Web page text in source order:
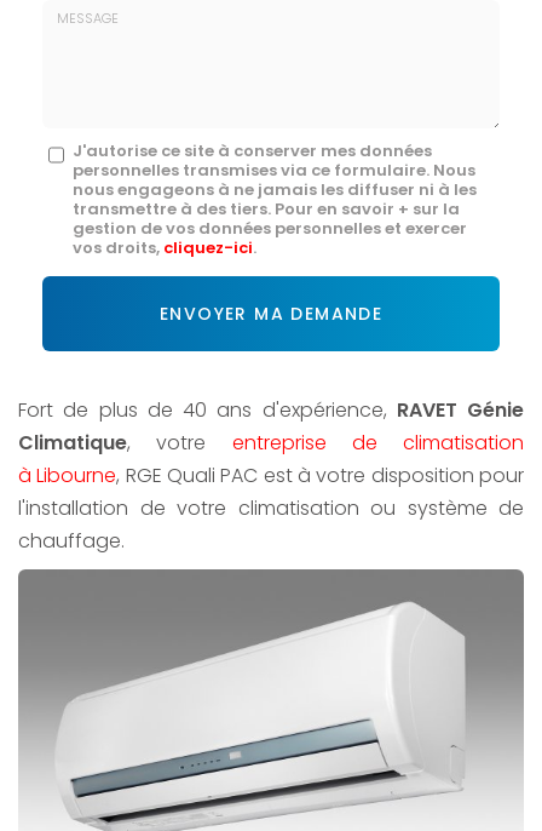
Message
J'autorise ce site à conserver mes données
personnelles transmises via ce formulaire. Nous
nous engageons à ne jamais les diffuser ni à les
transmettre à des tiers. Pour en savoir + sur la
gestion de vos données personnelles et exercer
vos droits, cliquez-ici.
Acceptation
*
ENVOYER MA DEMANDE
Fort de plus de 40 ans d'expérience, RAVET Génie
Climatique, votre entreprise de climatisation
à Libourne, RGE Quali PAC est à votre disposition pour
l'installation de votre climatisation ou système de
chauffage.